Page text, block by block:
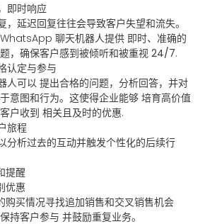
即时响应
，延迟回复往往会导致客户失望和流失。
聊天机器人提供 即时、准确的
，确保客户感到被倾听和被重视 24/7.
认定与参与
人可以 提出合格的问题，分析回答，并对
意图和行为。这使得企业能够 培育高价值
户收到 相关且及时的优惠.
旅程
分析过去的互动并触发个性化的后续行
提醒
优惠
购买情况寻找追加销售和交叉销售机会
保持客户参与 并鼓励重复业务。